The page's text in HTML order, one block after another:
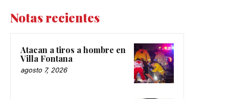
Notas recientes
Atacan a tiros a hombre en
Villa Fontana
agosto 7, 2026